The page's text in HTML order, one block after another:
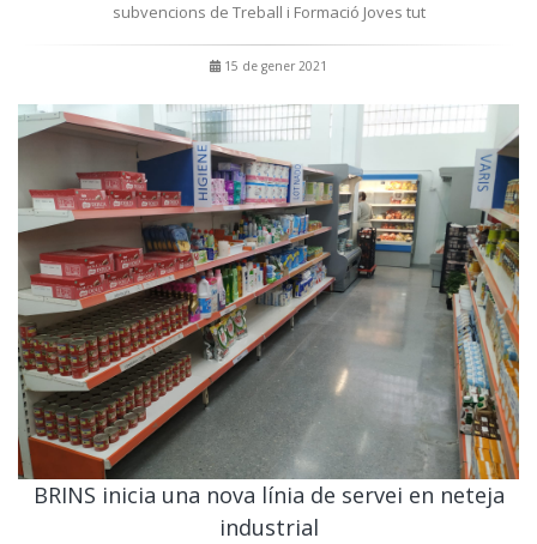
subvencions de Treball i Formació Joves tut
15 de gener 2021
BRINS inicia una nova línia de servei en neteja
industrial